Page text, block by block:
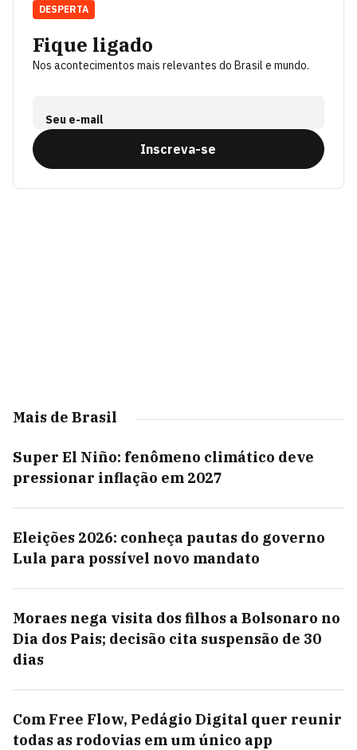
Fique ligado
Nos acontecimentos mais relevantes do Brasil e mundo.
Seu e-mail
Inscreva-se
DESPERTA
Mais de Brasil
Super El Niño: fenômeno climático deve
pressionar inflação em 2027
Eleições 2026: conheça pautas do governo
Lula para possível novo mandato
Moraes nega visita dos filhos a Bolsonaro no
Dia dos Pais; decisão cita suspensão de 30
dias
Com Free Flow, Pedágio Digital quer reunir
todas as rodovias em um único app